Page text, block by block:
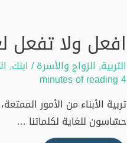
افعل ولا تفعل
التربية, الزواج والأسرة/ ابنك,
4 minutes of reading
تربية الأبناء من الأمور
حسّاسون للغاية لكلماتنا …